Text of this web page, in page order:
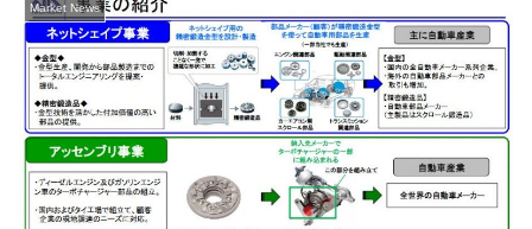
Market News